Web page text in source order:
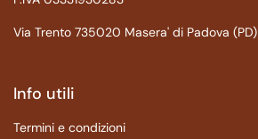
Via Trento 735020 Masera' di Padova (PD)
Info utili
Termini e condizioni